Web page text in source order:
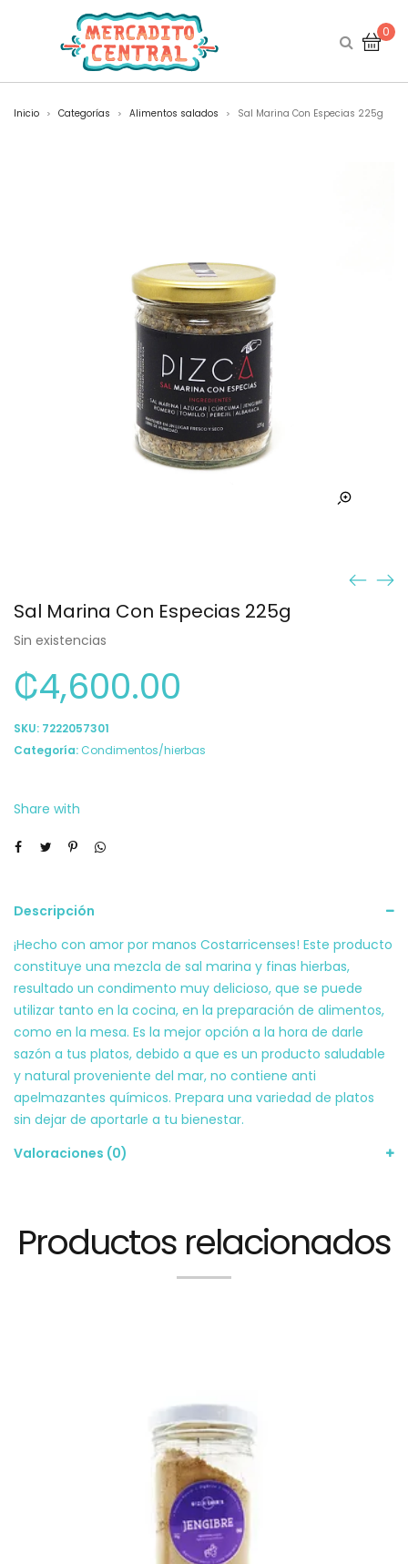
0
Inicio > Categorías > Alimentos salados > Sal Marina Con Especias 225g
Sal Marina Con Especias 225g
Sin existencias
₡4,600.00
SKU: 7222057301
Categoría: Condimentos/hierbas
Share with
Descripción
¡Hecho con amor por manos Costarricenses! Este producto
constituye una mezcla de sal marina y finas hierbas,
resultado un condimento muy delicioso, que se puede
utilizar tanto en la cocina, en la preparación de alimentos,
como en la mesa. Es la mejor opción a la hora de darle
sazón a tus platos, debido a que es un producto saludable
y natural proveniente del mar, no contiene anti
apelmazantes químicos. Prepara una variedad de platos
sin dejar de aportarle a tu bienestar.
Valoraciones (0)
Productos relacionados